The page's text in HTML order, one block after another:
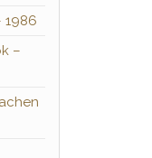
1986
–